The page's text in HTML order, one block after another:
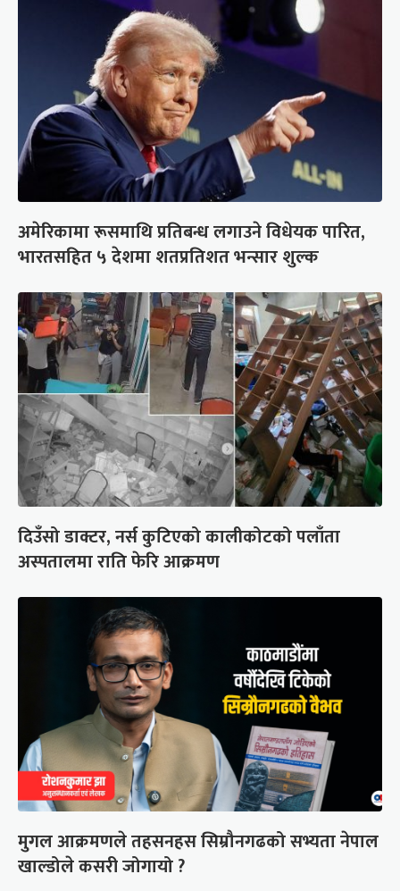
अमेरिकामा रूसमाथि प्रतिबन्ध लगाउने विधेयक पारित,
भारतसहित ५ देशमा शतप्रतिशत भन्सार शुल्क
दिउँसो डाक्टर, नर्स कुटिएको कालीकोटको पलाँता
अस्पतालमा राति फेरि आक्रमण
मुगल आक्रमणले तहसनहस सिम्रौनगढको सभ्यता नेपाल
खाल्डोले कसरी जोगायो ?